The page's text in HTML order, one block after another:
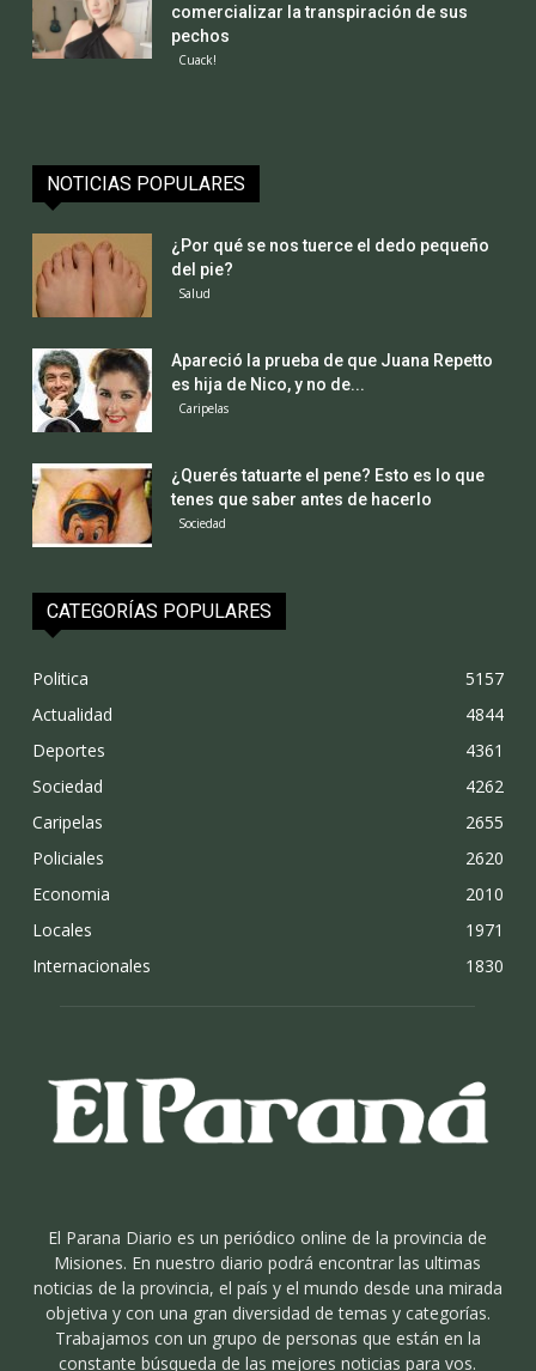
comercializar la transpiración de sus
pechos
Cuack!
NOTICIAS POPULARES
¿Por qué se nos tuerce el dedo pequeño
del pie?
Salud
Apareció la prueba de que Juana Repetto
es hija de Nico, y no de...
Caripelas
¿Querés tatuarte el pene? Esto es lo que
tenes que saber antes de hacerlo
Sociedad
CATEGORÍAS POPULARES
Politica
5157
Actualidad
4844
Deportes
4361
Sociedad
4262
Caripelas
2655
Policiales
2620
Economia
2010
Locales
1971
Internacionales
1830
El Parana Diario es un periódico online de la provincia de
Misiones. En nuestro diario podrá encontrar las ultimas
noticias de la provincia, el país y el mundo desde una mirada
objetiva y con una gran diversidad de temas y categorías.
Trabajamos con un grupo de personas que están en la
constante búsqueda de las mejores noticias para vos.